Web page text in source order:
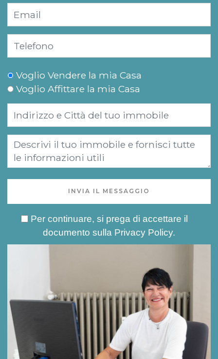
Voglio Vendere la mia Casa
Voglio Affittare la mia Casa
INVIA IL MESSAGGIO
Per continuare, si prega di accettare il
documento sulla Privacy Policy.